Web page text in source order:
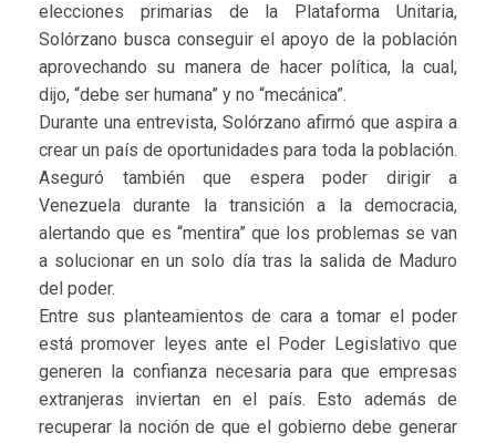
elecciones primarias de la Plataforma Unitaria,
Solórzano busca conseguir el apoyo de la población
aprovechando su manera de hacer política, la cual,
dijo, “debe ser humana” y no “mecánica”.
Durante una entrevista, Solórzano afirmó que aspira a
crear un país de oportunidades para toda la población.
Aseguró también que espera poder dirigir a
Venezuela durante la transición a la democracia,
alertando que es “mentira” que los problemas se van
a solucionar en un solo día tras la salida de Maduro
del poder.
Entre sus planteamientos de cara a tomar el poder
está promover leyes ante el Poder Legislativo que
generen la confianza necesaria para que empresas
extranjeras inviertan en el país. Esto además de
recuperar la noción de que el gobierno debe generar